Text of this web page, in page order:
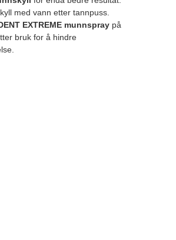
med vann etter tannpuss.
EXTREME munnspray på
bruk for å hindre